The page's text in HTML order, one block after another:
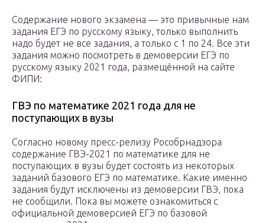
Содержание нового экзамена — это привычные нам
задания ЕГЭ по русскому языку, только выполнить
надо будет не все задания, а только с 1 по 24. Все эти
задания можно посмотреть в демоверсии ЕГЭ по
русскому языку 2021 года, размещённой на сайте
ФИПИ:
ГВЭ по математике 2021 года для не
поступающих в вузы
Согласно новому пресс-релизу Рособрнадзора
содержание ГВЭ-2021 по математике для не
поступающих в вузы будет состоять из некоторых
заданий базового ЕГЭ по математике. Какие именно
задания будут исключены из демоверсии ГВЭ, пока
не сообщили. Пока вы можете ознакомиться с
официальной демоверсией ЕГЭ по базовой